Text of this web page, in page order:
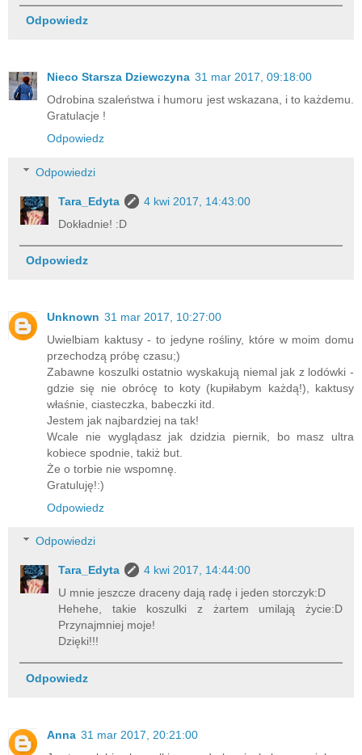
Odpowiedz
Nieco Starsza Dziewczyna 31 mar 2017, 09:18:00
Odrobina szaleństwa i humoru jest wskazana, i to każdemu.
Gratulacje !
Odpowiedz
Odpowiedzi
Tara_Edyta
4 kwi 2017, 14:43:00
Dokładnie! :D
Odpowiedz
Unknown 31 mar 2017, 10:27:00
Uwielbiam kaktusy - to jedyne rośliny, które w moim domu
przechodzą próbę czasu;)
Zabawne koszulki ostatnio wyskakują niemal jak z lodówki -
gdzie się nie obrócę to koty (kupiłabym każdą!), kaktusy
właśnie, ciasteczka, babeczki itd.
Jestem jak najbardziej na tak!
Wcale nie wyglądasz jak dzidzia piernik, bo masz ultra
kobiece spodnie, takiż but.
Że o torbie nie wspomnę.
Gratuluję!:)
Odpowiedz
Odpowiedzi
Tara_Edyta
4 kwi 2017, 14:44:00
U mnie jeszcze draceny dają radę i jeden storczyk:D
Hehehe, takie koszulki z żartem umilają życie:D
Przynajmniej moje!
Dzięki!!!
Odpowiedz
Anna 31 mar 2017, 20:21:00